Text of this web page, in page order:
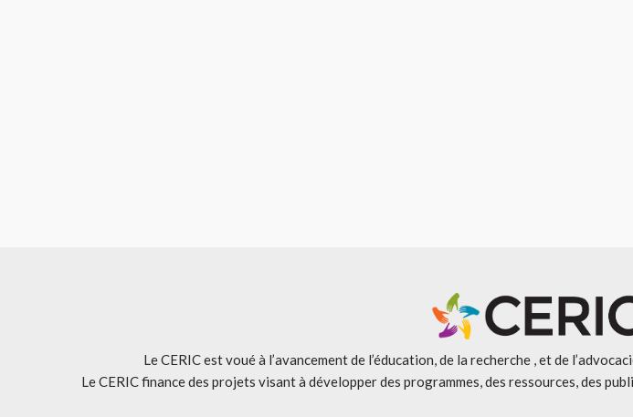
Le CERIC est voué à l’avancement de l’éducation, de la recherche , et de
Le CERIC finance des projets visant à développer des programmes, des ressources, des